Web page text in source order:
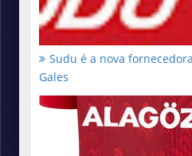
Sudu é a nova
Gales